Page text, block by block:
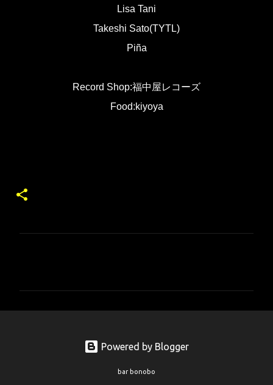
Lisa Tani
Takeshi Sato(TYTL)
Piña
Record Shop:福中屋レコーズ
Food:kiyoya
Powered by Blogger
bar bonobo